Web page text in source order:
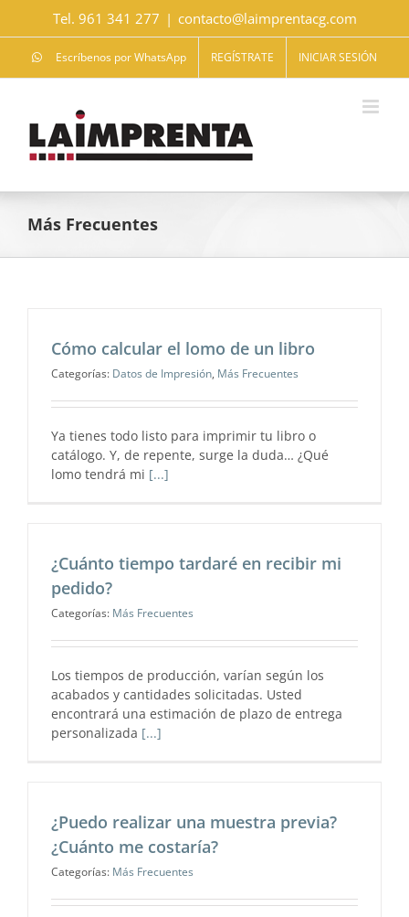
Tel. 961 341 277 | contacto@laimprentacg.com
Escríbenos por WhatsApp REGÍSTRATE INICIAR SESIÓN
Más Frecuentes
Cómo calcular el lomo de un libro
Categorías: Datos de Impresión, Más Frecuentes
Ya tienes todo listo para imprimir tu libro o
catálogo. Y, de repente, surge la duda… ¿Qué
lomo tendrá mi [...]
¿Cuánto tiempo tardaré en recibir mi
pedido?
Categorías: Más Frecuentes
Los tiempos de producción, varían según los
acabados y cantidades solicitadas. Usted
encontrará una estimación de plazo de entrega
personalizada [...]
¿Puedo realizar una muestra previa?
¿Cuánto me costaría?
Categorías: Más Frecuentes